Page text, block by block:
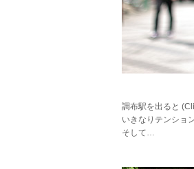
調布駅を出ると
いきなりテンショ
そして…